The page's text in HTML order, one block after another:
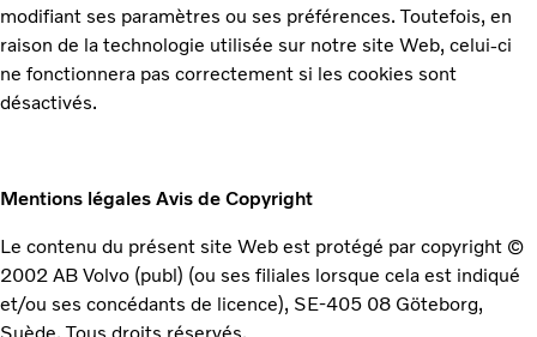
modifiant ses paramètres ou ses préférences. Toutefois, en
raison de la technologie utilisée sur notre site Web, celui-ci
ne fonctionnera pas correctement si les cookies sont
désactivés.
Mentions légales Avis de Copyright
Le contenu du présent site Web est protégé par copyright ©
2002 AB Volvo (publ) (ou ses filiales lorsque cela est indiqué
et/ou ses concédants de licence), SE-405 08 Göteborg,